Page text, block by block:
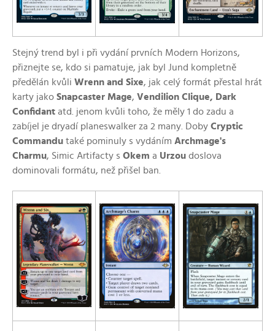
Stejný trend byl i při vydání prvních Modern Horizons,
přiznejte se, kdo si pamatuje, jak byl Jund kompletně
předělán kvůli Wrenn and Sixe, jak celý formát přestal hrát
karty jako Snapcaster Mage, Vendilion Clique, Dark
Confidant atd. jenom kvůli toho, že měly 1 do zadu a
zabíjel je dryadí planeswalker za 2 many. Doby Cryptic
Commandu také pominuly s vydáním Archmage's
Charmu, Simic Artifacty s Okem a Urzou doslova
dominovali formátu, než přišel ban.